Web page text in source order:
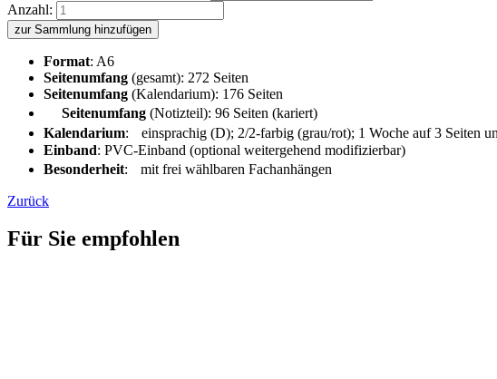
Anzahl:
zur Sammlung hinzufügen
Format: A6
Seitenumfang (gesamt): 272 Seiten
Seitenumfang (Kalendarium): 176 Seiten
Seitenumfang (Notizteil): 96 Seiten (kariert)
Kalendarium: einsprachig (D); 2/2-farbig (grau/rot); 1 Woche auf 3 Seiten
Einband: PVC-Einband (optional weitergehend modifizierbar)
Besonderheit: mit frei wählbaren Fachanhängen
Zurück
Für Sie empfohlen